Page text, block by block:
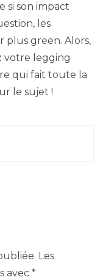
si son impact
les
plus green. Alors,
votre legging
qui fait toute la
le sujet !
Les
avec *